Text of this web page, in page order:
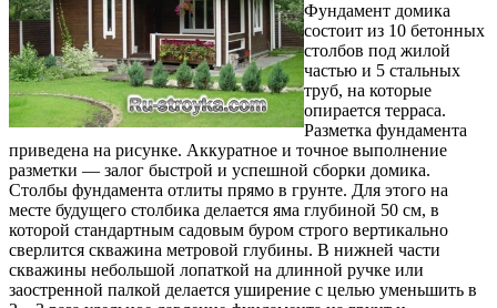
Фундамент домика
состоит из 10 бетонных
столбов под жилой
частью и 5 стальных
труб, на которые
опирается терраса.
Разметка фундамента
приведена на рисунке. Аккуратное и точное выполнение
разметки — залог быстрой и успешной сборки домика.
Столбы фундамента отлиты прямо в грунте. Для этого на
месте будущего столбика делается яма глубиной 50 см, в
которой стандартным садовым буром строго вертикально
сверлится скважина метровой глубины. В нижней части
скважины небольшой лопаткой на длинной ручке или
заостренной палкой делается уширение с целью уменьшить в